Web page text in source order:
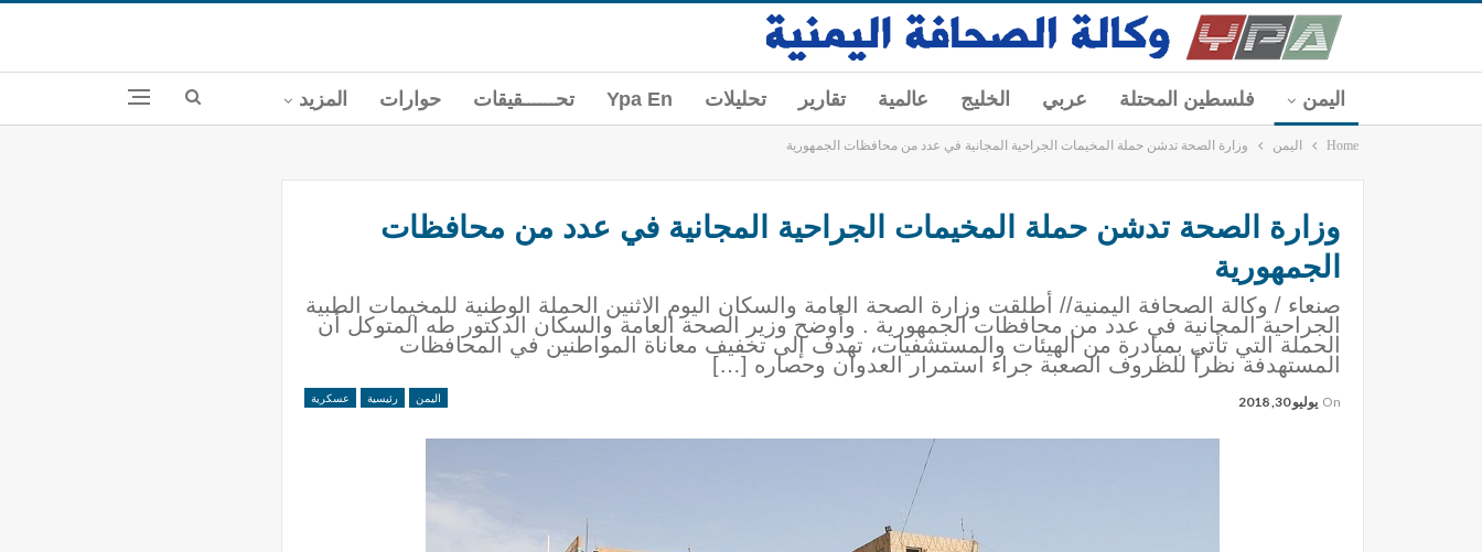
اليمن فلسطين المحتلة عربي الخليج عالمية تقارير تحليلات Ypa En تحــــــقيقات حوارات المزيد
Home اليمن وزارة الصحة تدشن حملة المخيمات الجراحية المجانية في عدد من محافظات الجمهورية
وزارة الصحة تدشن حملة المخيمات الجراحية المجانية في عدد من محافظات
الجمهورية
صنعاء / وكالة الصحافة اليمنية// أطلقت وزارة الصحة العامة والسكان اليوم الاثنين الحملة الوطنية للمخيمات الطبية
الجراحية المجانية في عدد من محافظات الجمهورية . وأوضح وزير الصحة العامة والسكان الدكتور طه المتوكل أن
الحملة التي تأتي بمبادرة من الهيئات والمستشفيات، تهدف إلى تخفيف معاناة المواطنين في المحافظات
المستهدفة نظراً للظروف الصعبة جراء استمرار العدوان وحصاره […]
اليمن رئيسية عسكرية On يوليو 30, 2018